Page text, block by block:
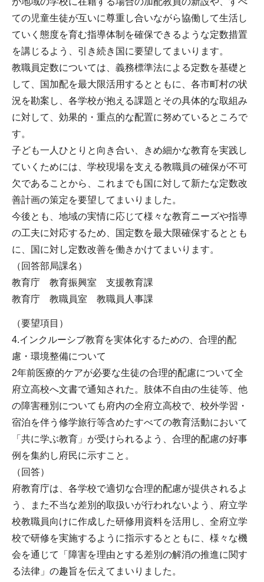
ての児童生徒が互いに尊重し合いながら協働して生活し
ていく態度を育む指導体制を確保できるような定数措置
を講じるよう、引き続き国に要望してまいります。
教職員定数については、義務標準法による定数を基礎と
して、国加配を最大限活用するとともに、各市町村の状
況を勘案し、各学校が抱える課題とその具体的な取組み
に対して、効果的・重点的な配置に努めているところで
す。
子ども一人ひとりと向き合い、きめ細かな教育を実践し
ていくためには、学校現場を支える教職員の確保が不可
欠であることから、これまでも国に対して新たな定数改
善計画の策定を要望してまいりました。
今後とも、地域の実情に応じて様々な教育ニーズや指導
の工夫に対応するため、国定数を最大限確保するととも
に、国に対し定数改善を働きかけてまいります。
（回答部局課名）
教育庁 教育振興室 支援教育課
教育庁 教職員室 教職員人事課
（要望項目）
4.インクルーシブ教育を実体化するための、合理的配
慮・環境整備について
2年前医療的ケアが必要な生徒の合理的配慮について全
府立高校へ文書で通知された。肢体不自由の生徒等、他
の障害種別についても府内の全府立高校で、校外学習・
宿泊を伴う修学旅行等含めたすべての教育活動において
「共に学ぶ教育」が受けられるよう、合理的配慮の好事
例を集約し府民に示すこと。
（回答）
府教育庁は、各学校で適切な合理的配慮が提供されるよ
う、また不当な差別的取扱いが行われないよう、府立学
校教職員向けに作成した研修用資料を活用し、全府立学
校で研修を実施するように指示するとともに、様々な機
会を通じて「障害を理由とする差別の解消の推進に関す
る法律」の趣旨を伝えてまいりました。